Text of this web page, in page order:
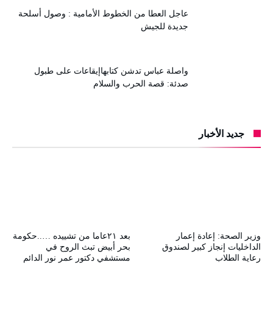
عاجل العطا من الخطوط الأمامية : وصول أسلحة
جديدة للجيش
واصلة عباس تدشن كتابهاإيقاعات على طبول
صدئة: قصة الحرب والسلام
جديد الأخبار
بعد ٢١عاما من تشييده …..حكومة
بحر أبيض تبث الروح في
مستشفي دكتور عمر نور الدائم
وزير الصحة: إعادة إعمار
الداخليات إنجاز كبير لصندوق
رعاية الطلاب